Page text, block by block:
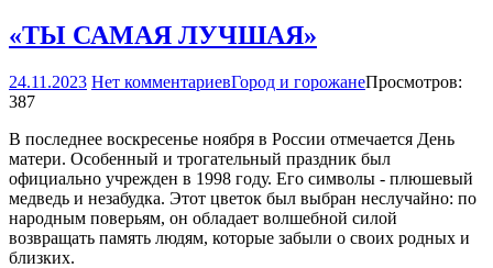
«ТЫ САМАЯ ЛУЧШАЯ»
24.11.2023 Нет комментариевГород и горожанеПросмотров:
387
В последнее воскресенье ноября в России отмечается День
матери. Особенный и трогательный праздник был
официально учрежден в 1998 году. Его символы - плюшевый
медведь и незабудка. Этот цветок был выбран неслучайно: по
народным поверьям, он обладает волшебной силой
возвращать память людям, которые забыли о своих родных и
близких.